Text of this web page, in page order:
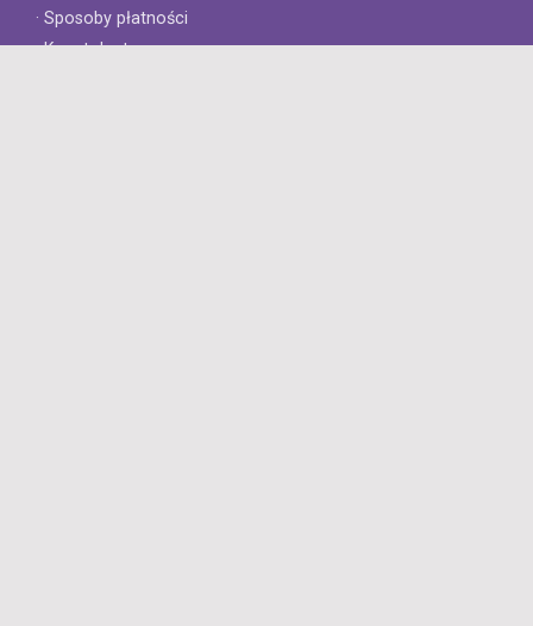
· Sposoby płatności
· Koszt dostawy